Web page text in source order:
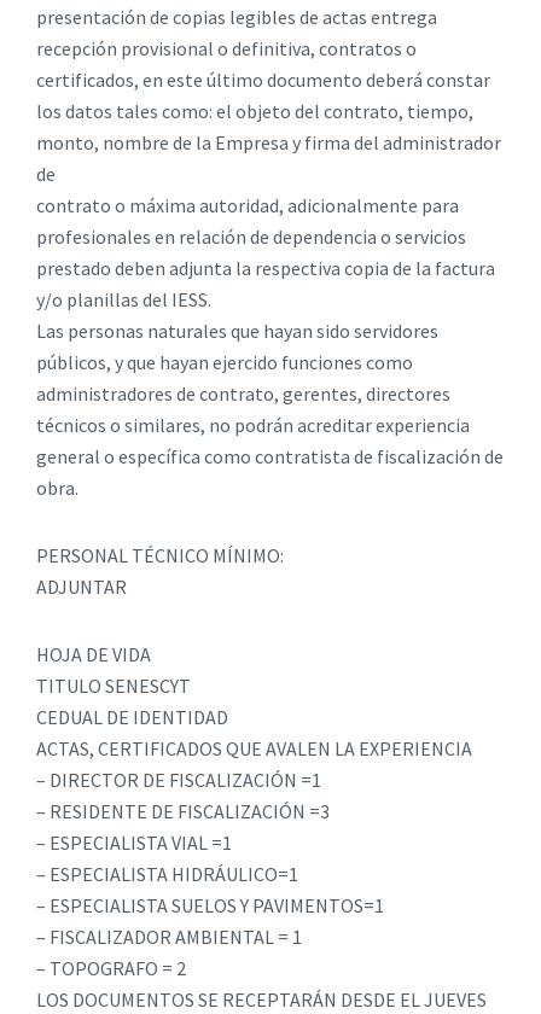
presentación de copias legibles de actas entrega
recepción provisional o definitiva, contratos o
certificados, en este último documento deberá constar
los datos tales como: el objeto del contrato, tiempo,
monto, nombre de la Empresa y firma del administrador
de
contrato o máxima autoridad, adicionalmente para
profesionales en relación de dependencia o servicios
prestado deben adjunta la respectiva copia de la factura
y/o planillas del IESS.
Las personas naturales que hayan sido servidores
públicos, y que hayan ejercido funciones como
administradores de contrato, gerentes, directores
técnicos o similares, no podrán acreditar experiencia
general o específica como contratista de fiscalización de
obra.
PERSONAL TÉCNICO MÍNIMO:
ADJUNTAR
HOJA DE VIDA
TITULO SENESCYT
CEDUAL DE IDENTIDAD
ACTAS, CERTIFICADOS QUE AVALEN LA EXPERIENCIA
– DIRECTOR DE FISCALIZACIÓN =1
– RESIDENTE DE FISCALIZACIÓN =3
– ESPECIALISTA VIAL =1
– ESPECIALISTA HIDRÁULICO=1
– ESPECIALISTA SUELOS Y PAVIMENTOS=1
– FISCALIZADOR AMBIENTAL = 1
– TOPOGRAFO = 2
LOS DOCUMENTOS SE RECEPTARÁN DESDE EL JUEVES